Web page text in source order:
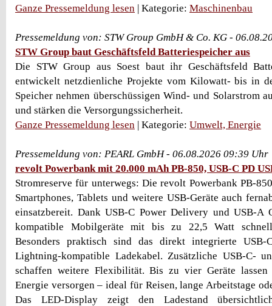
Ganze Pressemeldung lesen | Kategorie: Maschinenbau
Pressemeldung von: STW Group GmbH & Co. KG -
STW Group baut Geschäftsfeld Batteriespeicher aus
Die STW Group aus Soest baut ihr Geschäftsfeld
entwickelt netzdienliche Projekte vom Kilowatt- bis in
Speicher nehmen überschüssigen Wind- und Solarstrom
und stärken die Versorgungssicherheit.
Ganze Pressemeldung lesen | Kategorie: Umwelt, Energie
Pressemeldung von: PEARL GmbH - 06.08.2026 09:39 Uhr
revolt Powerbank mit 20.000 mAh PB-850, USB-C PD
Stromreserve für unterwegs: Die revolt Powerbank PB-
Smartphones, Tablets und weitere USB-Geräte auch
einsatzbereit. Dank USB-C Power Delivery und USB-A
kompatible Mobilgeräte mit bis zu 22,5 Watt
Besonders praktisch sind das direkt integrierte USB-
Lightning-kompatible Ladekabel. Zusätzliche USB-C-
schaffen weitere Flexibilität. Bis zu vier Geräte
Energie versorgen – ideal für Reisen, lange Arbeitstage
Das LED-Display zeigt den Ladestand